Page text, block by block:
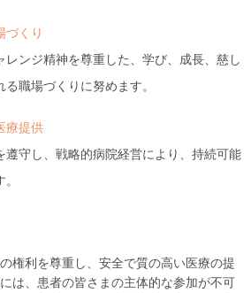
づくり
レンジ精神を尊重した、学び、成長、慈し
職場づくりに努めます。
療提供
遵守し、戦略的病院経営により、持続可能
権利を尊重し、安全で質の高い医療の提
は、患者の皆さまの主体的な参加が不可